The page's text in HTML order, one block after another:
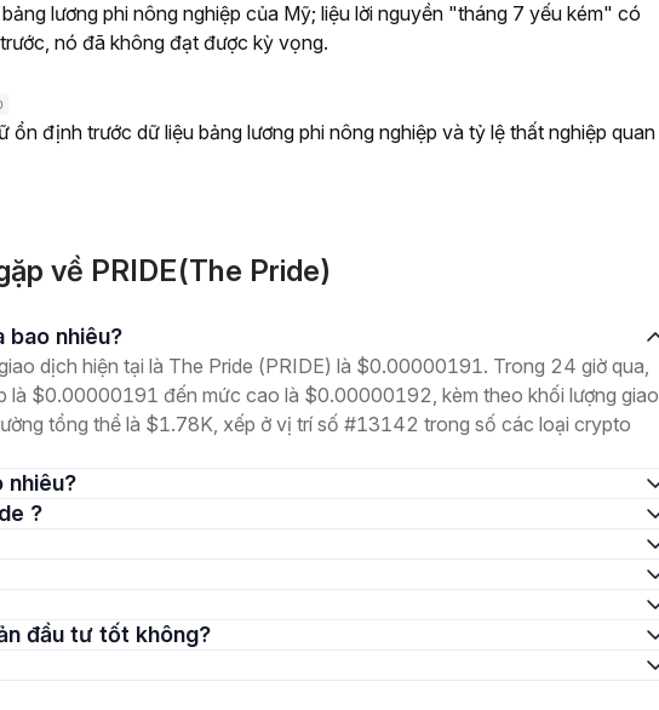
lương phi nông nghiệp của Mỹ; liệu lời nguyền "tháng 7 yếu kém" có
nó đã không đạt được kỳ vọng.
ổn định trước dữ liệu bảng lương phi nông nghiệp và tỷ lệ thất nghiệp quan
về PRIDE(The Pride)
bao nhiêu?
dịch hiện tại là The Pride (PRIDE) là $0.00000191. Trong 24 giờ qua,
là $0.00000191 đến mức cao là $0.00000192, kèm theo khối lượng giao
tổng thể là $1.78K, xếp ở vị trí số #13142 trong số các loại crypto
nhiêu?
?
đầu tư tốt không?